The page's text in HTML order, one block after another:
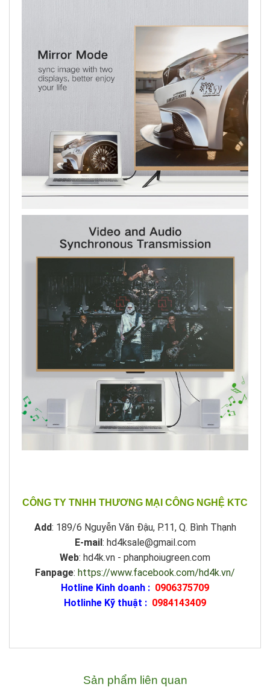
CÔNG TY TNHH THƯƠNG MẠI CÔNG NGHỆ KTC
Add: 189/6 Nguyễn Văn Đậu, P.11, Q. Bình Thạnh
E-mail: hd4ksale@gmail.com
Web: hd4k.vn - phanphoiugreen.com
Fanpage: https://www.facebook.com/hd4k.vn/
Hotline Kinh doanh : 0906375709
Hotlinhe Kỹ thuật : 0984143409
Sản phẩm liên quan